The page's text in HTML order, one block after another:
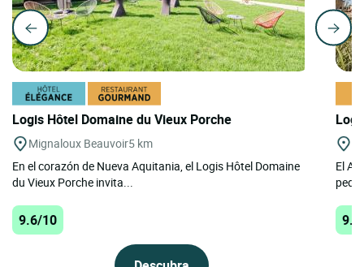
Logis Hôtel Domaine du Vieux Porche
Mignaloux Beauvoir5 km
En el corazón de Nueva Aquitania, el Logis Hôtel Domaine
du Vieux Porche invita...
9.6/10
El